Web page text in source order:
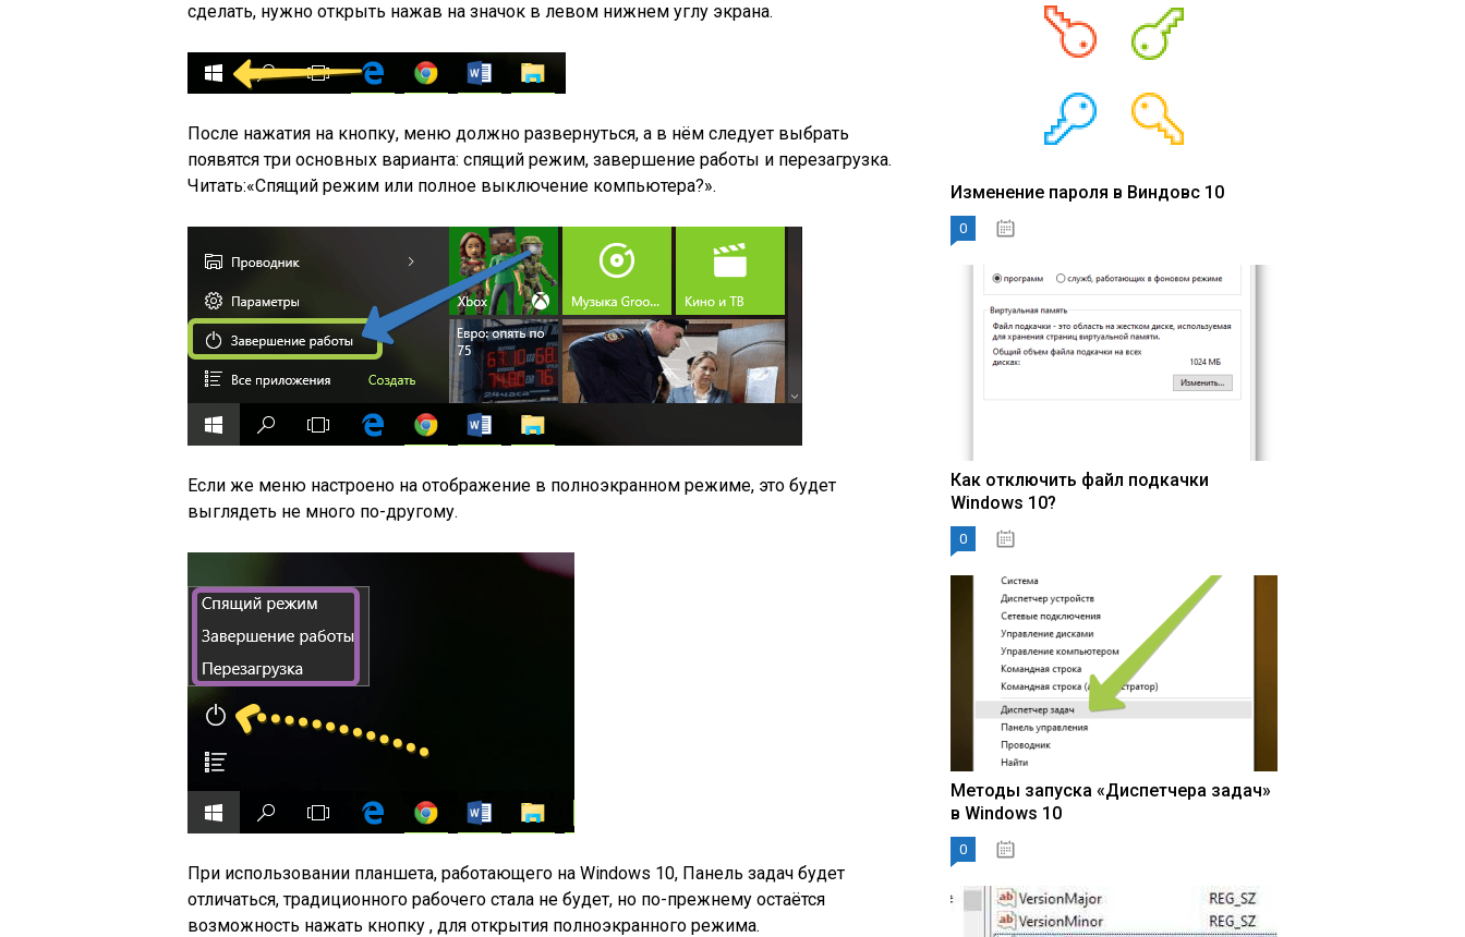
сделать, нужно открыть нажав на значок в левом нижнем углу экрана.
После нажатия на кнопку, меню должно развернуться, а в нём следует выбрать
появятся три основных варианта: спящий режим, завершение работы и перезагрузка.
Читать:«Спящий режим или полное выключение компьютера?».
Если же меню настроено на отображение в полноэкранном режиме, это будет
выглядеть не много по-другому.
При использовании планшета, работающего на Windows 10, Панель задач будет
отличаться, традиционного рабочего стала не будет, но по-прежнему остаётся
возможность нажать кнопку , для открытия полноэкранного режима.
Изменение пароля в Виндовс 10
0
Как отключить файл подкачки
Windows 10?
0
Методы запуска «Диспетчера задач»
в Windows 10
0